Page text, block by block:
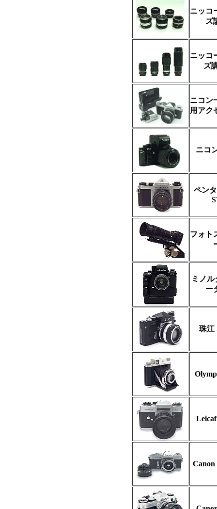
ニッコ
ズ
ニッコ
ズ
ニコン
用アク
ニコ
ペン
フォト
ミノ
ー
珠江